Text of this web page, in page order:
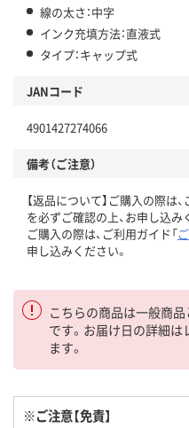
線の太さ：中字
インク充填方法：直液式
タイプ：キャップ式
JANコード
4901427274066
備考（ご注意）
【返品について】ご購入の際は
を必ずご確認の上、お申し込み
ご購入の際は、ご利用ガイド「
申し込みください。
こちらの商品は一般商
です。お届け日の詳細
ます。
※ご注意【免責】